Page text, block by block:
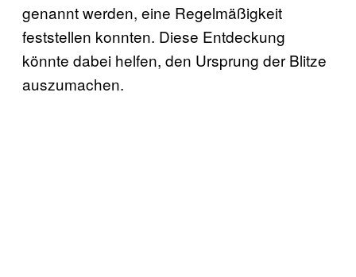
genannt werden, eine Regelmäßigkeit
feststellen konnten. Diese Entdeckung
könnte dabei helfen, den Ursprung der Blitze
auszumachen.